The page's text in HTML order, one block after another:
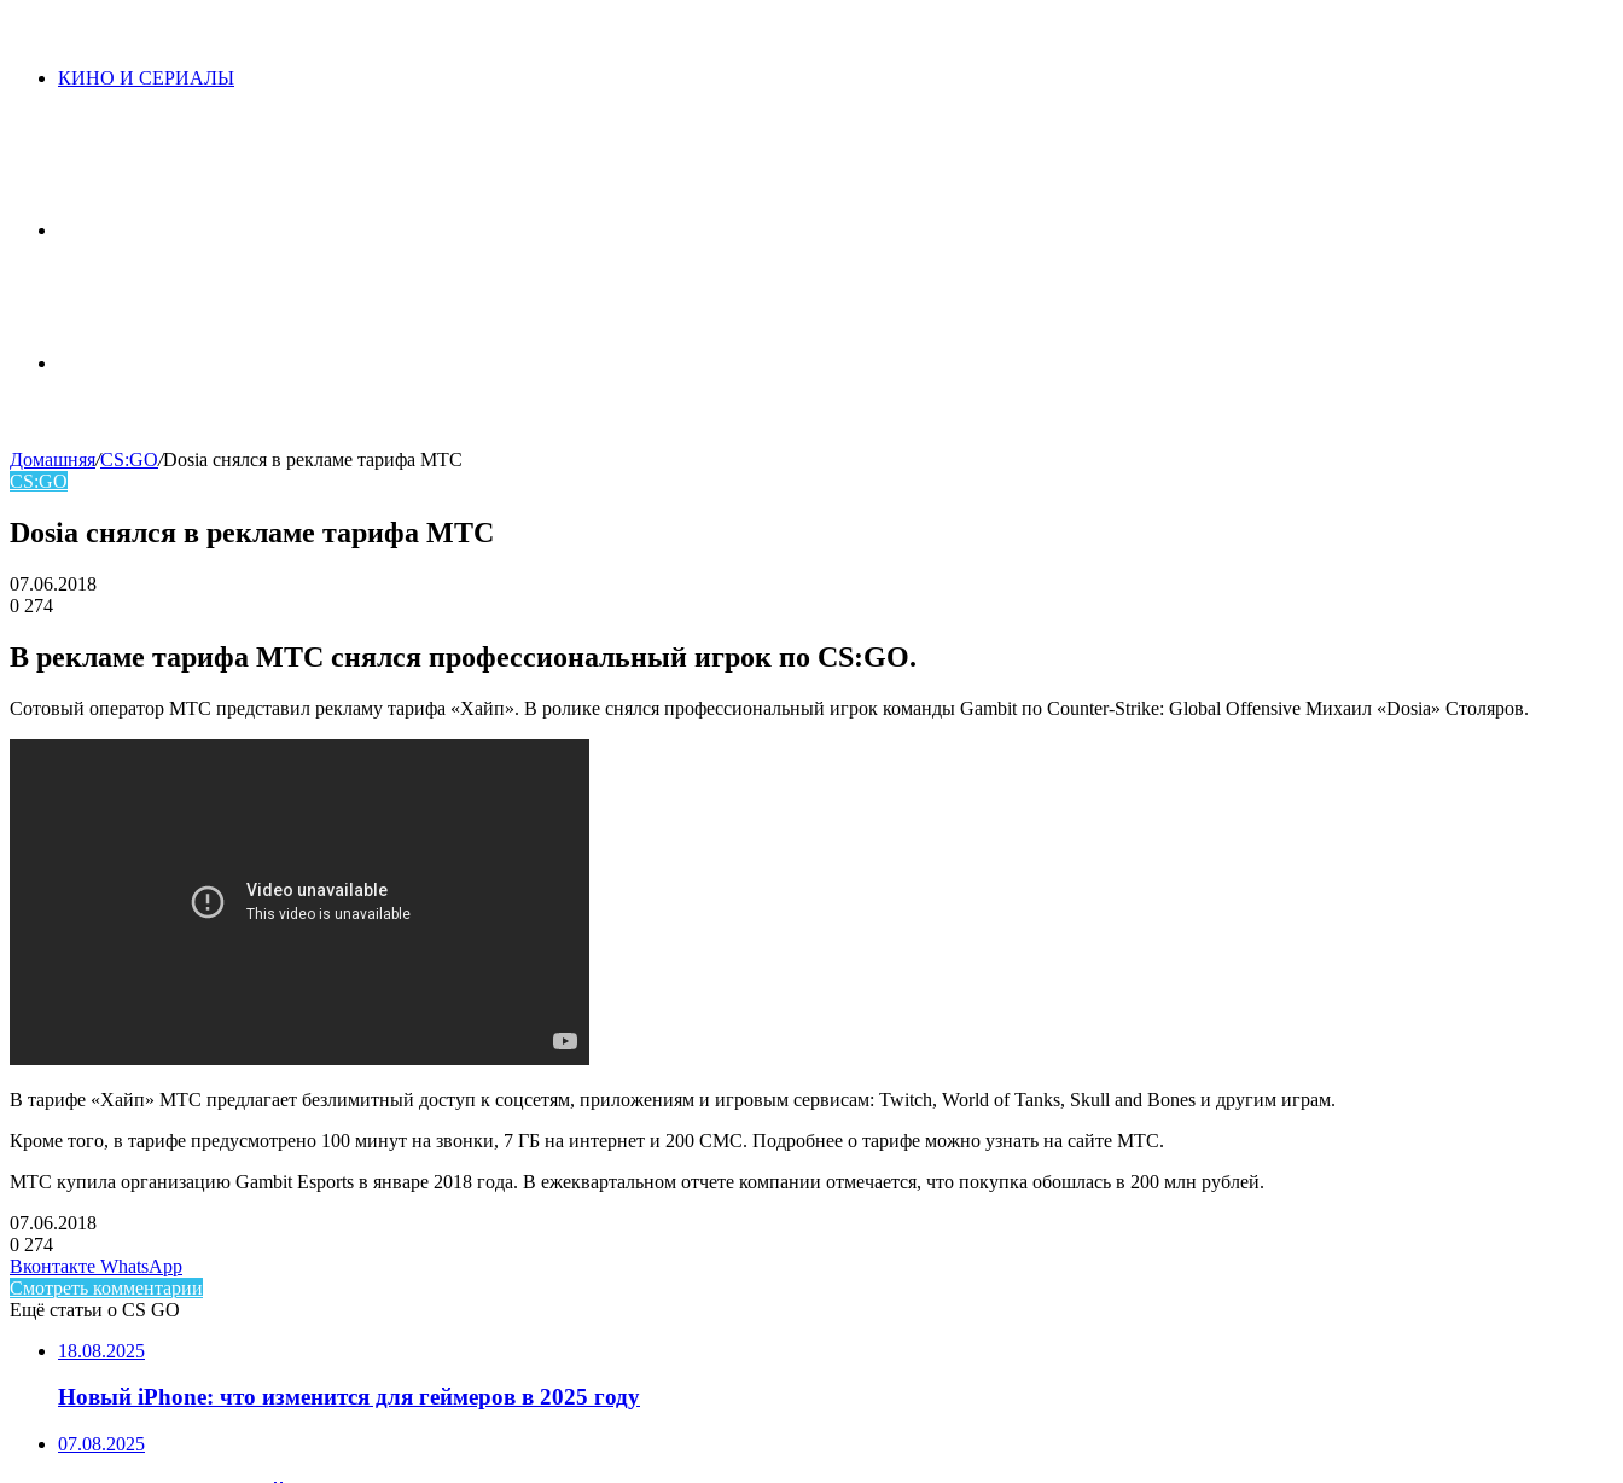
КИНО И СЕРИАЛЫ
skin
Домашняя/CS:GO/Dosia снялся в рекламе тарифа МТС
CS:GO
Dosia снялся в рекламе тарифа МТС
07.06.2018
0 274
В рекламе тарифа МТС снялся профессиональный игрок по CS:GO.
Сотовый оператор МТС представил рекламу тарифа «Хайп». В ролике снялся профессиональный игрок команды Gambit по Counter-Strike: Global Offensive Михаил «Dosia» Столяров.
В тарифе «Хайп» МТС предлагает безлимитный доступ к соцсетям, приложениям и игровым сервисам: Twitch, World of Tanks, Skull and Bones и другим играм.
Кроме того, в тарифе предусмотрено 100 минут на звонки, 7 ГБ на интернет и 200 СМС. Подробнее о тарифе можно узнать на сайте МТС.
МТС купила организацию Gambit Esports в январе 2018 года. В ежеквартальном отчете компании отмечается, что покупка обошлась в 200 млн рублей.
07.06.2018
0 274
Facebook
Twitter
LinkedIn
Вконтакте WhatsAppTelegram
Смотреть комментарии
Ещё статьи о CS GO
18.08.2025
Новый iPhone: что изменится для геймеров в 2025 году
07.08.2025